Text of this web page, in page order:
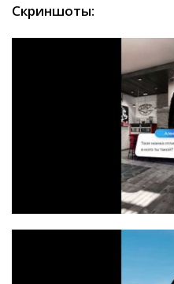
Скриншоты: